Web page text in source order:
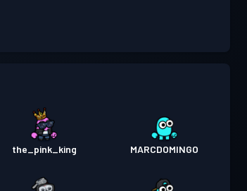
the_pink_king MARCDOMINGO